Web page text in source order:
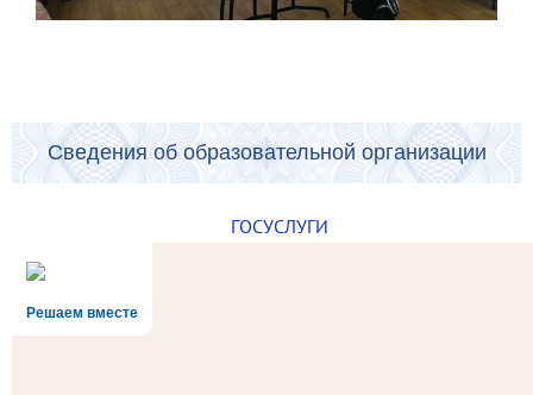
Сведения об образовательной организации
ГОСУСЛУГИ
Решаем вместе